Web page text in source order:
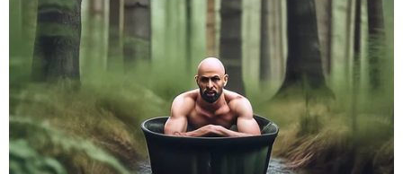
Tento přípravek se také nazývá
tsitsak a marinuje se úplně jiným
způsobem.
Budete potřebovat:
500 g feferonky, 3 stroužky
česneku, 20 g kopru, 20 g soli, 1